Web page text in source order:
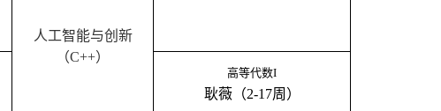
人工智能与创新
（C++）
高等代数I
耿薇（2-17周 ）